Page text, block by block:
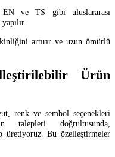
ve TS gibi uluslararası
artırır ve uzun ömürlü
Ürün
renk ve sembol seçenekleri
talepleri doğrultusunda,
üretiyoruz. Bu özelleştirmeler